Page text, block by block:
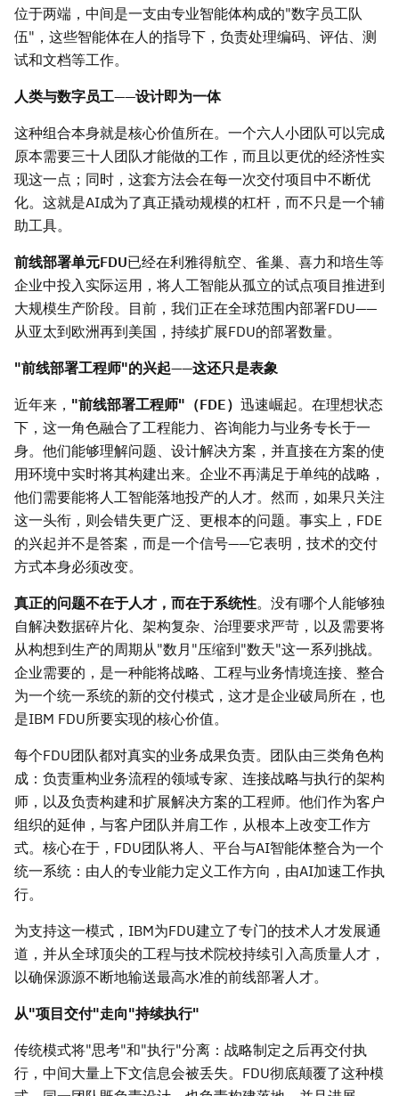
位于两端，中间是一支由专业智能体构成的"数字员工队
伍"，这些智能体在人的指导下，负责处理编码、评估、测
试和文档等工作。
人类与数字员工——设计即为一体
这种组合本身就是核心价值所在。一个六人小团队可以完成
原本需要三十人团队才能做的工作，而且以更优的经济性实
现这一点；同时，这套方法会在每一次交付项目中不断优
化。这就是AI成为了真正撬动规模的杠杆，而不只是一个辅
助工具。
前线部署单元FDU已经在利雅得航空、雀巢、喜力和培生等
企业中投入实际运用，将人工智能从孤立的试点项目推进到
大规模生产阶段。目前，我们正在全球范围内部署FDU——
从亚太到欧洲再到美国，持续扩展FDU的部署数量。
"前线部署工程师"的兴起——这还只是表象
近年来， "前线部署工程师"（FDE） 迅速崛起。在理想状态
下，这一角色融合了工程能力、咨询能力与业务专长于一
身。他们能够理解问题、设计解决方案，并直接在方案的使
用环境中实时将其构建出来。企业不再满足于单纯的战略，
他们需要能将人工智能落地投产的人才。然而，如果只关注
这一头衔，则会错失更广泛、更根本的问题。事实上，FDE
的兴起并不是答案，而是一个信号——它表明，技术的交付
方式本身必须改变。
真正的问题不在于人才，而在于系统性。没有哪个人能够独
自解决数据碎片化、架构复杂、治理要求严苛，以及需要将
从构想到生产的周期从"数月"压缩到"数天"这一系列挑战。
企业需要的，是一种能将战略、工程与业务情境连接、整合
为一个统一系统的新的交付模式，这才是企业破局所在，也
是IBM FDU所要实现的核心价值。
每个FDU团队都对真实的业务成果负责。团队由三类角色构
成：负责重构业务流程的领域专家、连接战略与执行的架构
师，以及负责构建和扩展解决方案的工程师。他们作为客户
组织的延伸，与客户团队并肩工作，从根本上改变工作方
式。核心在于，FDU团队将人、平台与AI智能体整合为一个
统一系统：由人的专业能力定义工作方向，由AI加速工作执
行。
为支持这一模式，IBM为FDU建立了专门的技术人才发展通
道，并从全球顶尖的工程与技术院校持续引入高质量人才，
以确保源源不断地输送最高水准的前线部署人才。
从"项目交付"走向"持续执行"
传统模式将"思考"和"执行"分离：战略制定之后再交付执
行，中间大量上下文信息会被丢失。FDU彻底颠覆了这种模